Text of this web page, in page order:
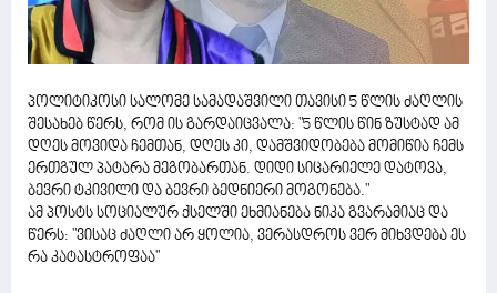
პოლიტიკოსი სალომე სამადაშვილი თავისი 5 წლის ძაღლის
შესახებ წერს, რომ ის გარდაიცვალა: "5 წლის წინ ზუსტად ამ
დღეს მოვიდა ჩემთან, დღეს კი, დამშვიდობება მომიწია ჩემს
ერთგულ პატარა მეგობართან. დიდი სიცარიელე დატოვა,
ბევრი ტკივილი და ბევრი ბედნიერი მოგონება."
ამ პოსტს სოციალურ ქსელში ეხმიანება ნიკა გვარამიაც და
წერს: "ვისაც ძაღლი არ ყოლია, ვერასდროს ვერ მიხვდება ეს
რა კატასტროფაა"